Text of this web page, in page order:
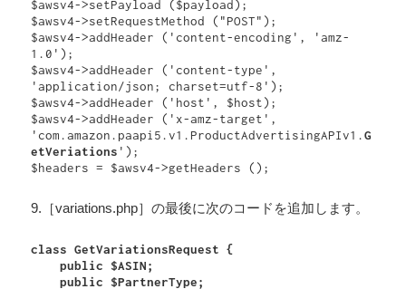
$awsv4->setPayload ($payload);
$awsv4->setRequestMethod ("POST");
$awsv4->addHeader ('content-encoding', 'amz-
1.0');
$awsv4->addHeader ('content-type',
'application/json; charset=utf-8');
$awsv4->addHeader ('host', $host);
$awsv4->addHeader ('x-amz-target',
'com.amazon.paapi5.v1.ProductAdvertisingAPIv1.G
etVeriations ');
9.［variations.php］の最後に次のコードを追加します。
class GetVariationsRequest {
    public $ASIN;
    public $PartnerType;